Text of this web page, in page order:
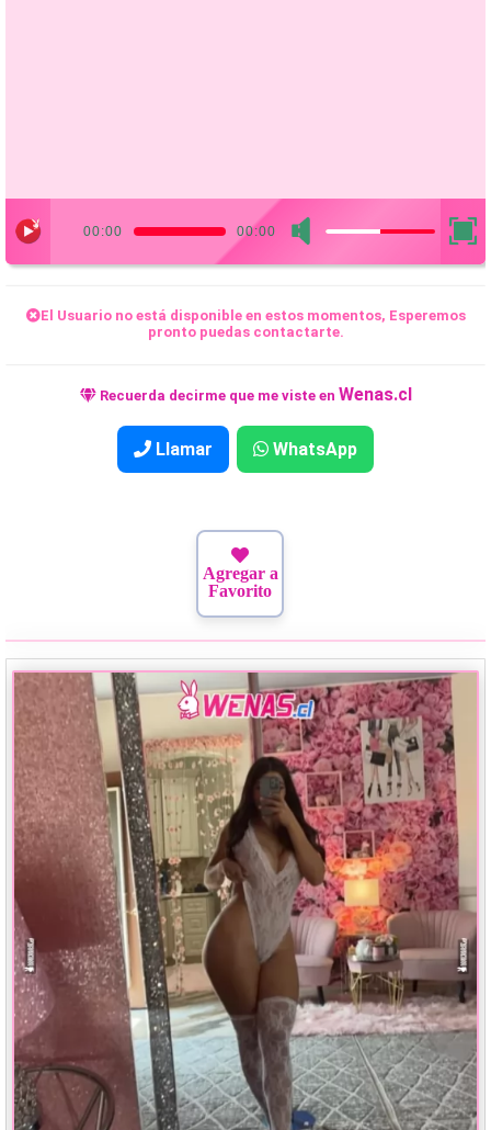
00:00 00:00
El Usuariono está disponible en estos momentos, Esperemos
pronto puedas contactarte.
Recuerda decirme que me viste en Wenas.cl
Llamar WhatsApp
Agregar a
Favorito